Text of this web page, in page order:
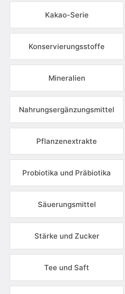
Kakao-Serie
Konservierungsstoffe
Mineralien
Nahrungsergänzungsmittel
Pflanzenextrakte
Probiotika und Präbiotika
Säuerungsmittel
Stärke und Zucker
Tee und Saft